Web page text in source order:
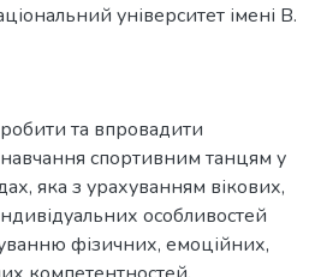
університет імені В.
та впровадити
спортивним танцям у
яка з урахуванням вікових,
особливостей
фізичних, емоційних,